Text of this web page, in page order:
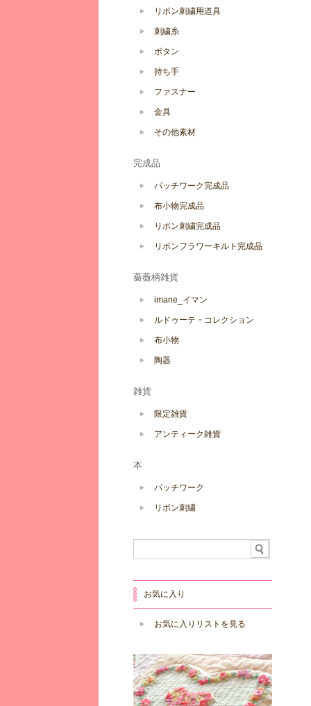
リボン刺繍用道具
刺繍糸
ボタン
持ち手
ファスナー
金具
その他素材
完成品
パッチワーク完成品
布小物完成品
リボン刺繍完成品
リボンフラワーキルト完成品
薔薇柄雑貨
imane_イマン
ルドゥーテ・コレクション
布小物
陶器
雑貨
限定雑貨
アンティーク雑貨
本
パッチワーク
リボン刺繍
お気に入り
お気に入りリストを見る